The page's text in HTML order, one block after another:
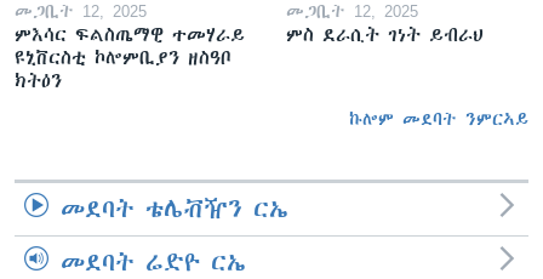
መጋቢት 12, 2025
ምእሳር ፍልስጤማዊ ተመሃራይ
ዩኒቨርስቲ ኮሎምቢያን ዘስዓቦ
ክትዕን
መጋቢት 12, 2025
ምስ ደራሲት ገነት ይብራህ
ኩሎም መደባት ንምርኣይ
መደባት ቴሌቭዥን ርኤ
መደባት ሬድዮ ርኤ